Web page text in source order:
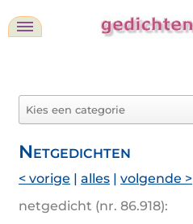
Netgedichten
< vorige | alles | volgende >
netgedicht (nr. 86.918):